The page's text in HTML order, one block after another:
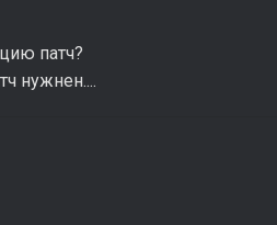
патч?
нужнен....